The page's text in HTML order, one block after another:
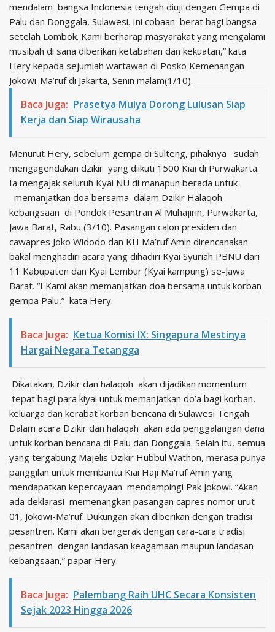
mendalam bangsa Indonesia tengah diuji dengan Gempa di
Palu dan Donggala, Sulawesi. Ini cobaan berat bagi bangsa
setelah Lombok. Kami berharap masyarakat yang mengalami
musibah di sana diberikan ketabahan dan kekuatan,” kata
Hery kepada sejumlah wartawan di Posko Kemenangan
Jokowi-Ma’ruf di Jakarta, Senin malam(1/10).
Baca Juga: Prasetya Mulya Dorong Lulusan Siap
Kerja dan Siap Wirausaha
Menurut Hery, sebelum gempa di Sulteng, pihaknya sudah
mengagendakan dzikir yang diikuti 1500 Kiai di Purwakarta.
Ia mengajak seluruh Kyai NU di manapun berada untuk
memanjatkan doa bersama dalam Dzikir Halaqoh
kebangsaan di Pondok Pesantran Al Muhajirin, Purwakarta,
Jawa Barat, Rabu (3/10). Pasangan calon presiden dan
cawapres Joko Widodo dan KH Ma’ruf Amin direncanakan
bakal menghadiri acara yang dihadiri Kyai Syuriah PBNU dari
11 Kabupaten dan Kyai Lembur (Kyai kampung) se-Jawa
Barat. “I Kami akan memanjatkan doa bersama untuk korban
gempa Palu,” kata Hery.
Baca Juga: Ketua Komisi IX: Singapura Mestinya
Hargai Negara Tetangga
Dikatakan, Dzikir dan halaqoh akan dijadikan momentum
tepat bagi para kiyai untuk memanjatkan do’a bagi korban,
keluarga dan kerabat korban bencana di Sulawesi Tengah.
Dalam acara Dzikir dan halaqah akan ada penggalangan dana
untuk korban bencana di Palu dan Donggala. Selain itu, semua
yang tergabung Majelis Dzikir Hubbul Wathon, merasa punya
panggilan untuk membantu Kiai Haji Ma’ruf Amin yang
mendapatkan kepercayaan mendampingi Pak Jokowi. “Akan
ada deklarasi memenangkan pasangan capres nomor urut
01, Jokowi-Ma’ruf. Dukungan akan diberikan dengan tradisi
pesantren. Kami akan bergerak dengan cara-cara tradisi
pesantren dengan landasan keagamaan maupun landasan
kebangsaan,” papar Hery.
Baca Juga: Palembang Raih UHC Secara Konsisten
Sejak 2023 Hingga 2026